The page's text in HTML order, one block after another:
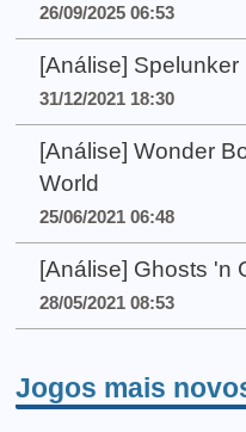
26/09/2025 06:53
[Análise] Spelunker
31/12/2021 18:30
[Análise] Wonder
World
25/06/2021 06:48
[Análise] Ghosts 'n
28/05/2021 08:53
Jogos mais